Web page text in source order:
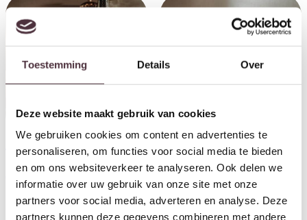
Toestemming Details Over
Deze website maakt gebruik van cookies
We gebruiken cookies om content en advertenties te
personaliseren, om functies voor social media te bieden
en om ons websiteverkeer te analyseren. Ook delen we
informatie over uw gebruik van onze site met onze
partners voor social media, adverteren en analyse. Deze
partners kunnen deze gegevens combineren met andere
Tower Living wandkast Rivello
145x45x180 cm mangohout
Tower Living tv meubel Rivello
180x45x55 cm mangohout
839,00